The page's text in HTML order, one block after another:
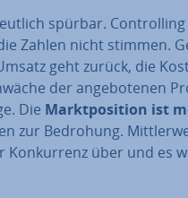
spürbar.
Zahlen nicht stimmen.
geht zurück, die
der an­ge­bo­te­nen
Die Markt­po­si­ti­on ist
zur Bedrohung.
über und es